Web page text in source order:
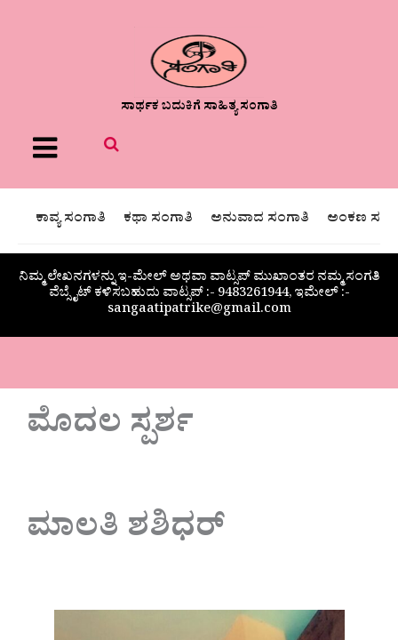
ಸಾರ್ಥಕ ಬದುಕಿಗೆ ಸಾಹಿತ್ಯ ಸಂಗಾತಿ
Menu
ಕಾವ್ಯ ಸಂಗಾತಿ ಕಥಾ ಸಂಗಾತಿ ಅನುವಾದ ಸಂಗಾತಿ ಅಂಕಣ
ನಿಮ್ಮ ಲೇಖನಗಳನ್ನು ಇ-ಮೇಲ್ ಅಥವಾ ವಾಟ್ಸಪ್ ಮುಖಾಂತರ ನಮ್ಮ ಸಂಗತಿ
ವೆಬ್ಸೈಟ್ ಕಳಿಸಬಹುದು ವಾಟ್ಸಪ್‌ :- 9483261944, ಇಮೇಲ್ :-
sangaatipatrike@gmail.com
ಮೊದಲ ಸ್ಪರ್ಶ
ಮಾಲತಿ ಶಶಿಧರ್